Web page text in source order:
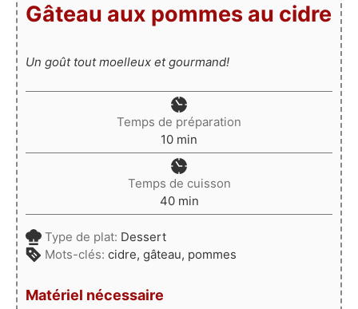
Gâteau aux pommes au cidre
Un goût tout moelleux et gourmand!
Temps de préparation
10minutes
min
Temps de cuisson
40minutes
min
Type de plat: Dessert
Mots-clés: cidre, gâteau, pommes
Matériel nécessaire